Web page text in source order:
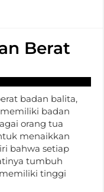
Berat
badan balita,
badan
orang tua
menaikkan
bahwa setiap
tumbuh
tinggi